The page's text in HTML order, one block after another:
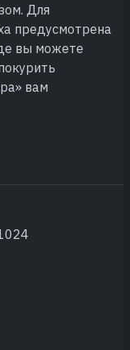
Для
предусмотрена
вы можете
вам